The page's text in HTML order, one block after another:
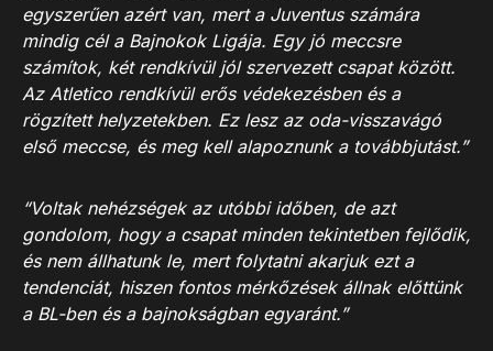
egyszerűen azért van, mert a Juventus számára
mindig cél a Bajnokok Ligája. Egy jó meccsre
számítok, két rendkívül jól szervezett csapat között.
Az Atletico rendkívül erős védekezésben és a
rögzített helyzetekben. Ez lesz az oda-visszavágó
első meccse, és meg kell alapoznunk a továbbjutást.”
“Voltak nehézségek az utóbbi időben, de azt
gondolom, hogy a csapat minden tekintetben fejlődik,
és nem állhatunk le, mert folytatni akarjuk ezt a
tendenciát, hiszen fontos mérkőzések állnak előttünk
a BL-ben és a bajnokságban egyaránt.”